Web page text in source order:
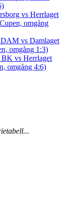
vs Herrlaget
omgång
vs Damlaget
omgång 1:3)
BK vs Herrlaget
omgång 4:6)